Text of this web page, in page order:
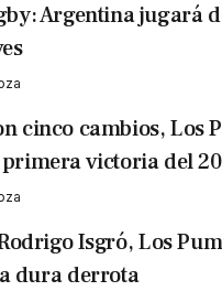
Argentina jugará
cinco cambios, Los
victoria del
Isgró, Los
dura derrota